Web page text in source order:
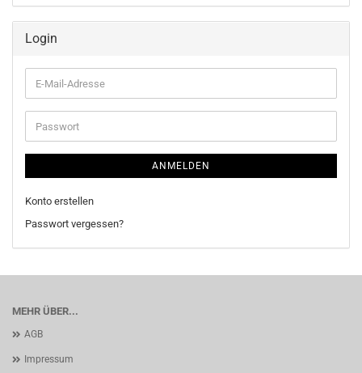
Login
E-
Mail-
Adresse
Passwort
ANMELDEN
Konto erstellen
Passwort vergessen?
MEHR ÜBER...
AGB
Impressum